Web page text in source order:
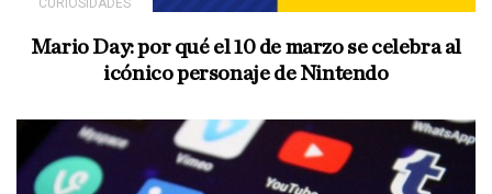
Mario Day: por qué el 10 de marzo se celebra al
icónico personaje de Nintendo